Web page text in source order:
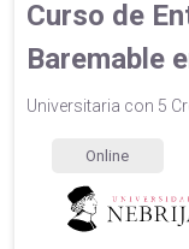
Curso de
Baremable
Universitaria con 5
Online